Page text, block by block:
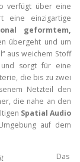
verfügt über eine
eine einzigartige
geformtem,
übergeht und um
aus weichem Stoff
und sorgt für eine
die bis zu zwei
Netzteil den
die nahe an den
Spatial Audio
auf dem
Das